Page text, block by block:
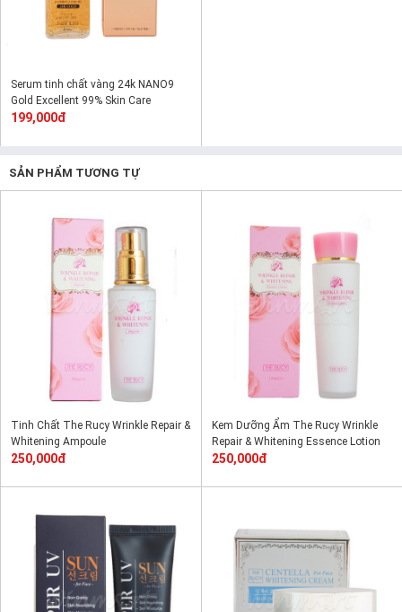
Serum tinh chất vàng 24k NANO9
Gold Excellent 99% Skin Care
Ampoule
199,000đ
SẢN PHẨM TƯƠNG TỰ
Tinh Chất The Rucy Wrinkle Repair &
Whitening Ampoule
250,000đ
Kem Dưỡng Ẩm The Rucy Wrinkle
Repair & Whitening Essence Lotion
250,000đ